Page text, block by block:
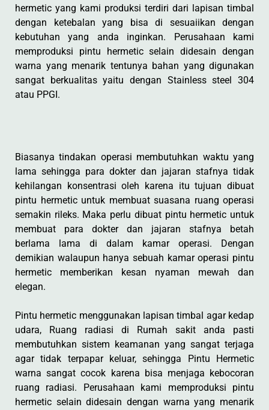
hermetic yang kami produksi terdiri dari lapisan timbal
dengan ketebalan yang bisa di sesuaiikan dengan
kebutuhan yang anda inginkan. Perusahaan kami
memproduksi pintu hermetic selain didesain dengan
warna yang menarik tentunya bahan yang digunakan
sangat berkualitas yaitu dengan Stainless steel 304
atau PPGI.
Biasanya tindakan operasi membutuhkan waktu yang
lama sehingga para dokter dan jajaran stafnya tidak
kehilangan konsentrasi oleh karena itu tujuan dibuat
pintu hermetic untuk membuat suasana ruang operasi
semakin rileks. Maka perlu dibuat pintu hermetic untuk
membuat para dokter dan jajaran stafnya betah
berlama lama di dalam kamar operasi. Dengan
demikian walaupun hanya sebuah kamar operasi pintu
hermetic memberikan kesan nyaman mewah dan
elegan.
Pintu hermetic menggunakan lapisan timbal agar kedap
udara, Ruang radiasi di Rumah sakit anda pasti
membutuhkan sistem keamanan yang sangat terjaga
agar tidak terpapar keluar, sehingga Pintu Hermetic
warna sangat cocok karena bisa menjaga kebocoran
ruang radiasi. Perusahaan kami memproduksi pintu
hermetic selain didesain dengan warna yang menarik